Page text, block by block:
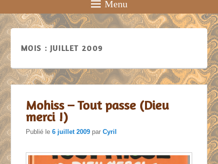
Menu
MOIS : JUILLET 2009
Mohiss – Tout passe (Dieu
merci !)
Publié le6 juillet 2009 parCyril